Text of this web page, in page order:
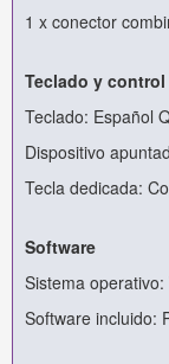
1 x conector
Teclado y control
Teclado: Español
Dispositivo
Tecla dedicada:
Software
Sistema
Software incluido: